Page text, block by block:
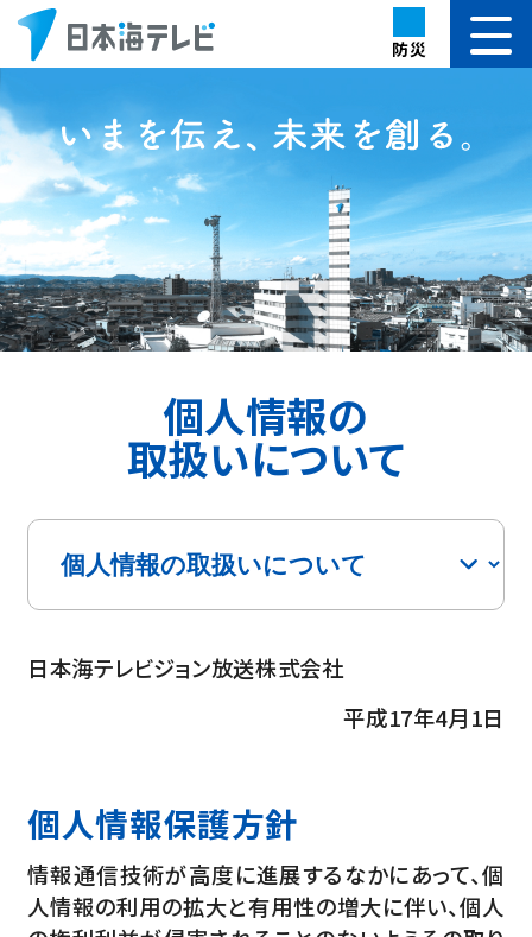
防災
個人情報の
取扱いについて
日本海テレビジョン放送株式会社
平成17年4月1日
個人情報保護方針
情報通信技術が高度に進展するなかにあって、個
人情報の利用の拡大と有用性の増大に伴い、個人